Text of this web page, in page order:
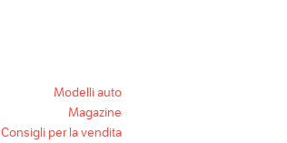
Modelli auto
Magazine
Consigli per la vendita